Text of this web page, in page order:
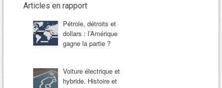
Articles en rapport
Pétrole, détroits et
dollars : l’Amérique
gagne la partie ?
Voiture électrique et
hybride. Histoire et